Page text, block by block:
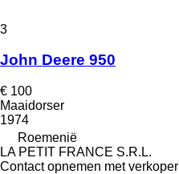
3
John Deere 950
€ 100
Maaidorser
1974
Roemenië
LA PETIT FRANCE S.R.L.
Contact opnemen met verkoper